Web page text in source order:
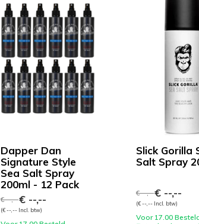
Dapper Dan
Signature Style
Sea Salt Spray
200ml - 12 Pack
€ --,--€ --,--
(€ --,-- Incl. btw)
Slick Gorilla
Salt Spray
€ --,--€ --,--
(€ --,-- Incl. btw)
Voor 17.00